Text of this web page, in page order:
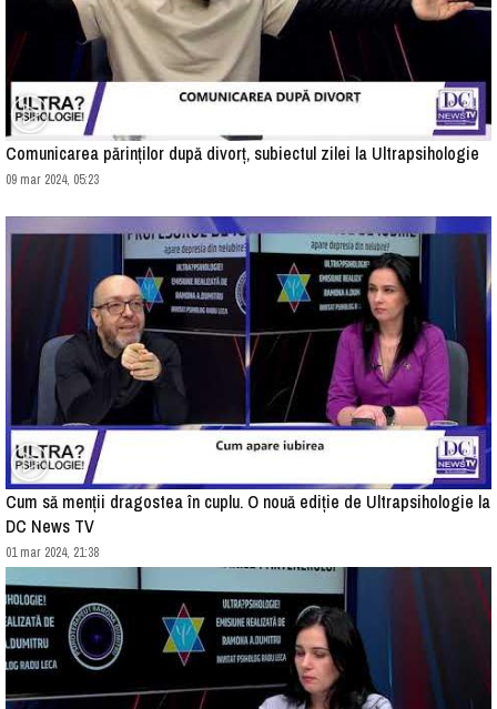
Comunicarea părinților după divorț, subiectul zilei la Ultrapsihologie
09 mar 2024, 05:23
Cum să menții dragostea în cuplu. O nouă ediție de Ultrapsihologie la
DC News TV
01 mar 2024, 21:38